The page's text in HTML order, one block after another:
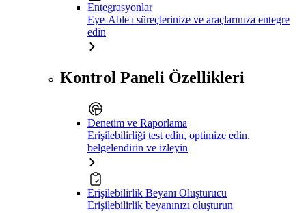
Entegrasyonlar
Eye-Able'ı süreçlerinize ve araçlarınıza entegre
edin
Kontrol Paneli Özellikleri
Denetim ve Raporlama
Erişilebilirliği test edin, optimize edin,
belgelendirin ve izleyin
Erişilebilirlik Beyanı Oluşturucu
Erişilebilirlik beyanınızı oluşturun